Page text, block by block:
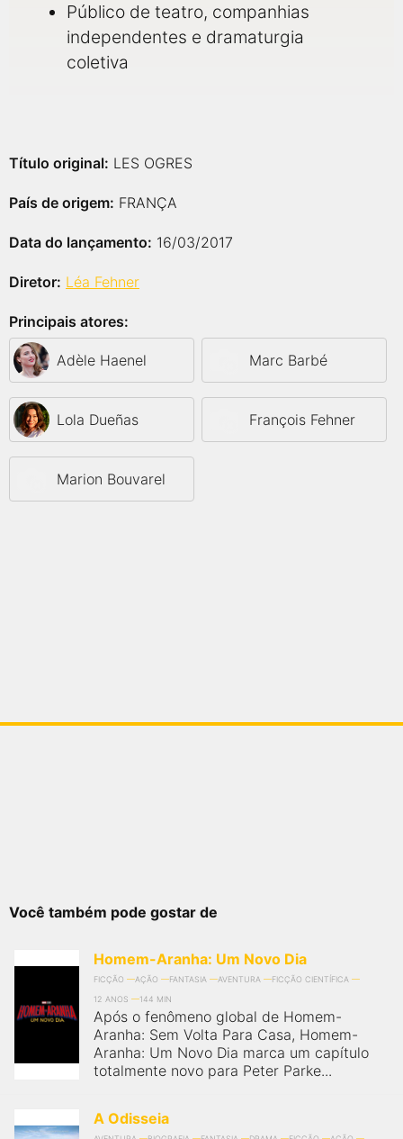
Público de teatro, companhias
independentes e dramaturgia
coletiva
Título original: LES OGRES
País de origem: FRANÇA
Data do lançamento: 16/03/2017
Diretor: Léa Fehner
Principais atores:
Adèle Haenel Marc Barbé
Lola Dueñas François Fehner
Marion Bouvarel
Você também pode gostar de
Homem-Aranha: Um Novo Dia
FICÇÃO AÇÃO FANTASIA AVENTURA
FICÇÃO CIENTÍFICA
12 ANOS
144 MIN
Após o fenômeno global de Homem-
Aranha: Sem Volta Para Casa, Homem-
Aranha: Um Novo Dia marca um capítulo
totalmente novo para Peter Parke...
A Odisseia